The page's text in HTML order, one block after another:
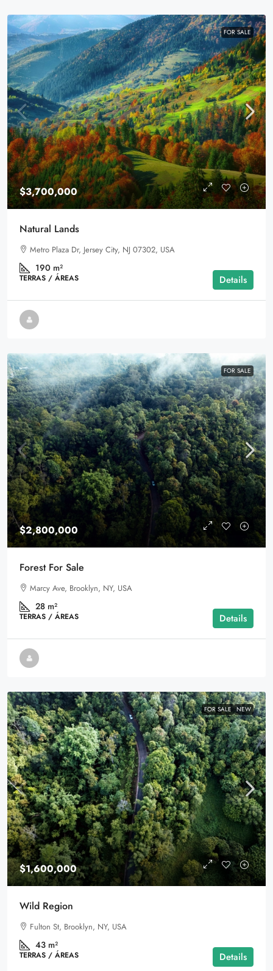
FOR SALE
$3,700,000
Natural Lands
Metro Plaza Dr, Jersey City, NJ 07302, USA
190 m²
TERRAS / ÁREAS Details
FOR SALE
$2,800,000
Forest For Sale
Marcy Ave, Brooklyn, NY, USA
28 m²
TERRAS / ÁREAS Details
FOR SALE NEW
$1,600,000
Wild Region
Fulton St, Brooklyn, NY, USA
43 m²
TERRAS / ÁREAS Details